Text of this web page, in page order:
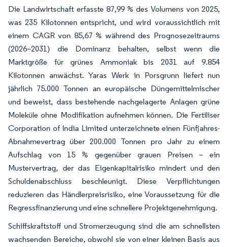
Die Landwirtschaft erfasste 87,99 % des Volumens von 2025,
was 235 Kilotonnen entspricht, und wird voraussichtlich mit
einem CAGR von 85,67 % während des Prognosezeitraums
(2026–2031) die Dominanz behalten, selbst wenn die
Marktgröße für grünes Ammoniak bis 2031 auf 9.854
Kilotonnen anwächst. Yaras Werk in Porsgrunn liefert nun
jährlich 75.000 Tonnen an europäische Düngemittelmischer
und beweist, dass bestehende nachgelagerte Anlagen grüne
Moleküle ohne Modifikation aufnehmen können. Die Fertiliser
Corporation of India Limited unterzeichnete einen Fünfjahres-
Abnahmevertrag über 200.000 Tonnen pro Jahr zu einem
Aufschlag von 15 % gegenüber grauen Preisen – ein
Mustervertrag, der das Eigenkapitalrisiko mindert und den
Schuldenabschluss beschleunigt. Diese Verpflichtungen
reduzieren das Händlerpreisrisiko, eine Voraussetzung für die
Regressfinanzierung und eine schnellere Projektgenehmigung.
Schiffskraftstoff und Stromerzeugung sind die am schnellsten
wachsenden Bereiche, obwohl sie von einer kleinen Basis aus